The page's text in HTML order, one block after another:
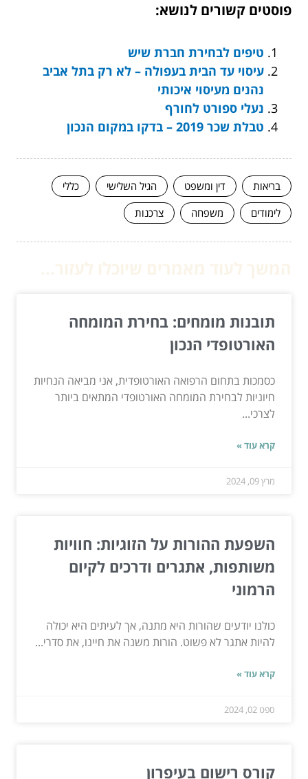
פוסטים קשורים לנושא:
טיפים לבחירת חברת שיש
עיסוי עד הבית בעפולה – לא רק בתל אביב
נהנים מעיסוי איכותי
נעלי ספורט לחורף
טבלת שכר 2019 – בדקו במקום הנכון
בריאות דין ומשפט הגיל השלישי
כללי
לימודים
משפחה צרכנות
תובנות מומחים: בחירת המומחה
האורטופדי הנכון
כסמכות בתחום הרפואה האורטופדית, אני מביאה הנחיות
חיוניות לבחירת המומחה האורטופדי המתאים ביותר
לצרכי...
קרא עוד »
מרץ 09, 2024
השפעת ההורות על הזוגיות: חוויות
משותפות, אתגרים ודרכים לקיום
הרמוני
כולנו יודעים שהורות היא מתנה, אך לעיתים היא יכולה
להיות אתגר לא פשוט. הורות משנה את חיינו, את סדרי...
קרא עוד »
ספט 02, 2024
קורס רישום בעיפרון